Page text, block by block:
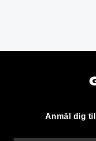
Anmäl dig